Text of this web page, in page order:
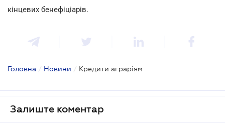
кінцевих бенефіціарів.
Головна / Новини / Кредити аграріям
Залиште коментар